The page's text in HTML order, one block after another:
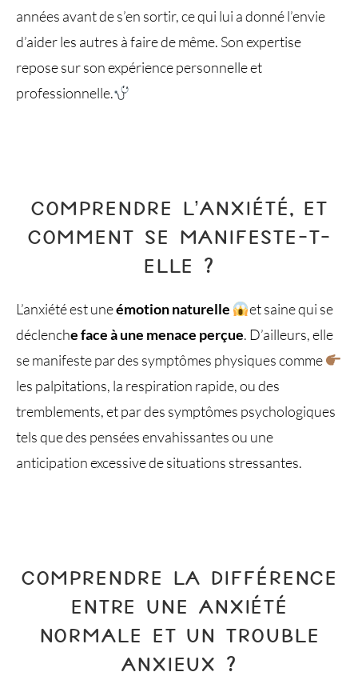
années avant de s’en sortir, ce qui lui a donné l’envie
d’aider les autres à faire de même. Son expertise
repose sur son expérience personnelle et
professionnelle.
COMPRENDRE L’ANXIÉTÉ, ET
COMMENT SE MANIFESTE-T-
ELLE ?
L’anxiété est uneémotion naturelle
et saine qui se
déclenche face à une menace perçue. D’ailleurs, elle
se manifeste par des symptômes physiques comme
les palpitations, la respiration rapide, ou des
tremblements, et par des symptômes psychologiques
tels que des pensées envahissantes ou une
anticipation excessive de situations stressantes.
COMPRENDRE LA DIFFÉRENCE
ENTRE UNE ANXIÉTÉ
NORMALE ET UN TROUBLE
ANXIEUX ?